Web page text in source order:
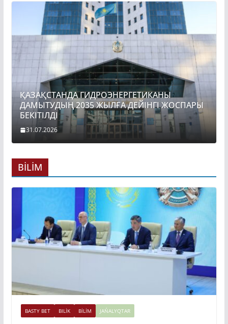
ҚАЗАҚСТАНДА ГИДРОЭНЕРГЕТИКАНЫ
ДАМЫТУДЫҢ 2035 ЖЫЛҒА ДЕЙІНГІ ЖОСПАРЫ
БЕКІТІЛДІ
31.07.2026
BİLİM
BASTY BET BILİK BİLİM JAŃALYQTAR